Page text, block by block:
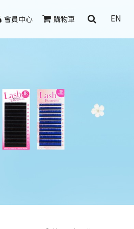
EN
會員中心 購物車